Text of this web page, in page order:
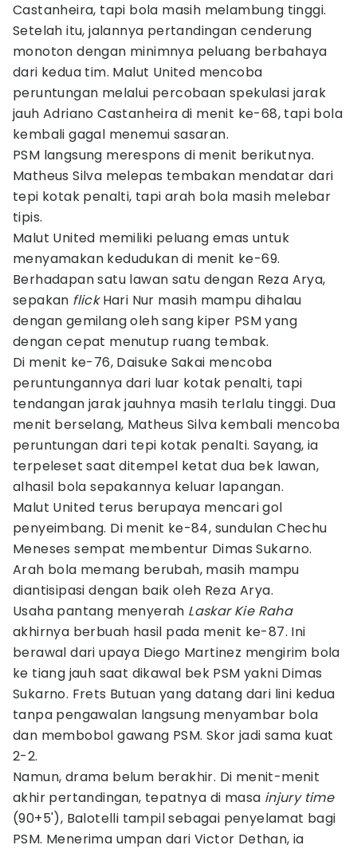
Castanheira, tapi bola masih melambung tinggi.
Setelah itu, jalannya pertandingan cenderung
monoton dengan minimnya peluang berbahaya
dari kedua tim. Malut United mencoba
peruntungan melalui percobaan spekulasi jarak
jauh Adriano Castanheira di menit ke-68, tapi bola
kembali gagal menemui sasaran.
PSM langsung merespons di menit berikutnya.
Matheus Silva melepas tembakan mendatar dari
tepi kotak penalti, tapi arah bola masih melebar
tipis.
Malut United memiliki peluang emas untuk
menyamakan kedudukan di menit ke-69.
Berhadapan satu lawan satu dengan Reza Arya,
sepakan flickHari Nur masih mampu dihalau
dengan gemilang oleh sang kiper PSM yang
dengan cepat menutup ruang tembak.
Di menit ke-76, Daisuke Sakai mencoba
peruntungannya dari luar kotak penalti, tapi
tendangan jarak jauhnya masih terlalu tinggi. Dua
menit berselang, Matheus Silva kembali mencoba
peruntungan dari tepi kotak penalti. Sayang, ia
terpeleset saat ditempel ketat dua bek lawan,
alhasil bola sepakannya keluar lapangan.
Malut United terus berupaya mencari gol
penyeimbang. Di menit ke-84, sundulan Chechu
Meneses sempat membentur Dimas Sukarno.
Arah bola memang berubah, masih mampu
diantisipasi dengan baik oleh Reza Arya.
Usaha pantang menyerah Laskar Kie Raha
akhirnya berbuah hasil pada menit ke-87. Ini
berawal dari upaya Diego Martinez mengirim bola
ke tiang jauh saat dikawal bek PSM yakni Dimas
Sukarno. Frets Butuan yang datang dari lini kedua
tanpa pengawalan langsung menyambar bola
dan membobol gawang PSM. Skor jadi sama kuat
2-2.
Namun, drama belum berakhir. Di menit-menit
akhir pertandingan, tepatnya di masa injury time
(90+5'), Balotelli tampil sebagai penyelamat bagi
PSM. Menerima umpan dari Victor Dethan, ia